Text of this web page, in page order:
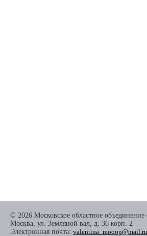
© 2026 Московское областное
Москва, ул. Земляной вал, д. 36 корп. 2
Электронная почта: valentina_mooop@mail.ru